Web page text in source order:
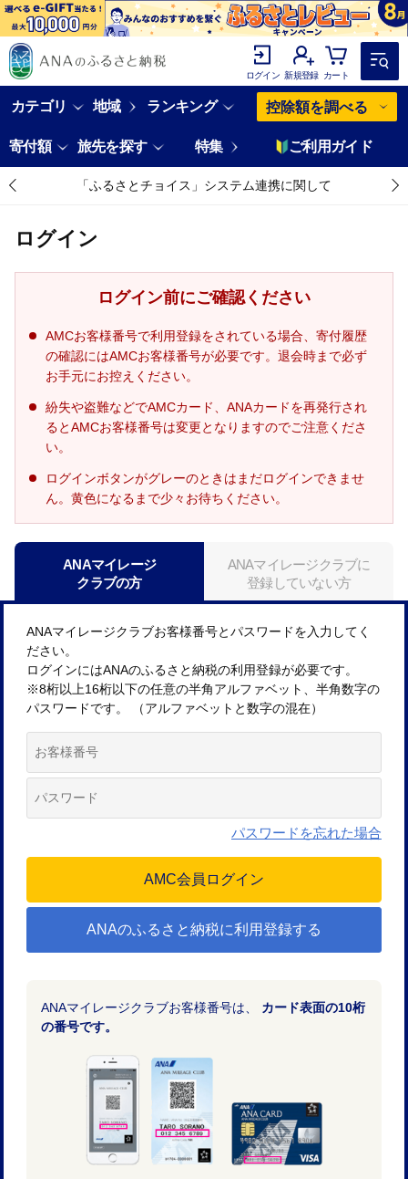
ログイン 新規登録 カート
カテゴリ 地域 ランキング 控除額を調べる
寄付額 旅先を探す 特集 ご利用ガイド
「ふるさとチョイス」システム連携に関して
ログイン
ログイン前にご確認ください
AMCお客様番号で利用登録をされている場合、寄付履歴
の確認にはAMCお客様番号が必要です。退会時まで必ず
お手元にお控えください。
紛失や盗難などでAMCカード、ANAカードを再発行され
るとAMCお客様番号は変更となりますのでご注意くださ
い。
ログインボタンがグレーのときはまだログインできませ
ん。黄色になるまで少々お待ちください。
ANAマイレージ
クラブの方
ANAマイレージクラブに
登録していない方
ANAマイレージクラブお客様番号とパスワードを入力してく
ださい。
ログインにはANAのふるさと納税の利用登録が必要です。
※8桁以上16桁以下の任意の半角アルファベット、半角数字の
パスワードです。 （アルファベットと数字の混在）
パスワードを忘れた場合
ANAのふるさと納税に利用登録する
ANAマイレージクラブお客様番号は、 カード表面の10桁
の番号です。